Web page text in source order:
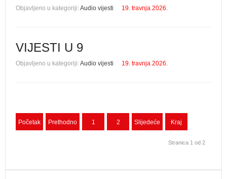
Objavljeno u kategoriji:Audio vijesti 19. travnja 2026.
VIJESTI U 9
Objavljeno u kategoriji:Audio vijesti 19. travnja 2026.
Početak Prethodno 1 2 Slijedeće Kraj
Stranica 1 od 2